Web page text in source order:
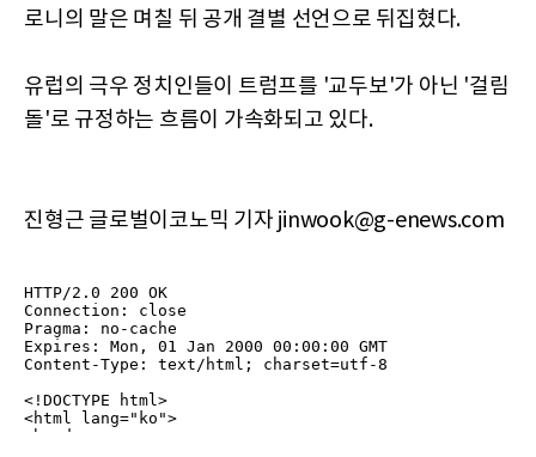
로니의 말은 며칠 뒤 공개 결별 선언으로 뒤집혔다.
유럽의 극우 정치인들이 트럼프를 '교두보'가 아닌 '걸림
돌'로 규정하는 흐름이 가속화되고 있다.
진형근 글로벌이코노믹 기자 jinwook@g-enews.com